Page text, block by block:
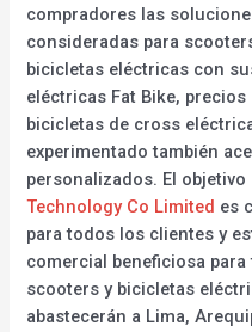
compradores las
consideradas para
bicicletas eléctricas con
eléctricas Fat Bike,
bicicletas de cross
experimentado también
personalizados. El
Technology Co Limited es
para todos los clientes y
comercial beneficiosa
scooters y bicicletas
abastecerán a Lima,